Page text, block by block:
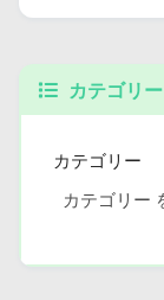
カテゴリー
カテゴリー